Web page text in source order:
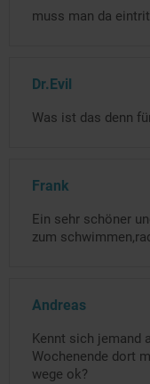
muss man da
Dr.Evil
Was ist das denn
Frank
Ein sehr schöner
zum
Andreas
Kennt sich jemand
Wochenende dort
wege ok?